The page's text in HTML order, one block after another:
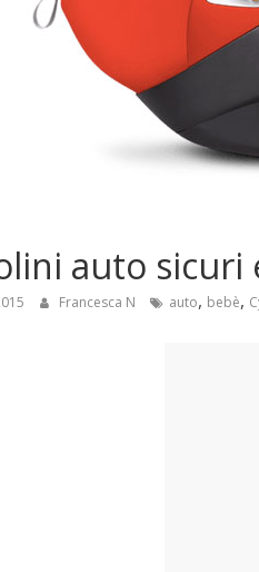
auto
Francesca N auto, bebè,